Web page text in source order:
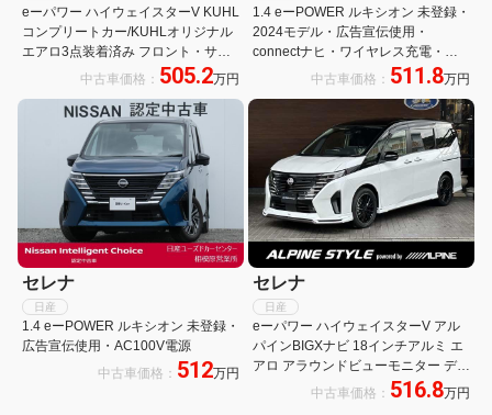
eーパワー ハイウェイスターV KUHL
コンプリートカー/KUHLオリジナル
エアロ3点装着済み フロント・サイ
ド・リア/VERZーDDR02 19インチ
アルミホイール+国産タイヤ/ローダ
ウンサスペンション/アラウンドビュ
中古車価格： 505.2万円
1.4 eーPOWER ルキシオン 未登録・
2024モデル・広告宣伝使用・
connectナヒ・ワイヤレス充電・ア
ラウンドビュー・前後ドライブレコ
ーダー・プロパイロット2.0・SOSコ
ール・100V AC電源(1500W)
中古車価格： 511.8万円
セレナ
日産
1.4 eーPOWER ルキシオン 未登録・
広告宣伝使用・AC100V電源
中古車価格： 512万円
セレナ
日産
eーパワー ハイウェイスターV アル
パインBIGXナビ 18インチアルミ エ
アロ アラウンドビューモニター デジ
タルインナーミラー フロアマット 両
中古車価格： 516.8万円